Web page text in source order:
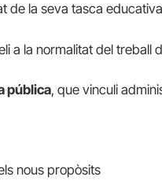
de la seva tasca
a la normalitat del
pública, que vinculi
nous propòsits